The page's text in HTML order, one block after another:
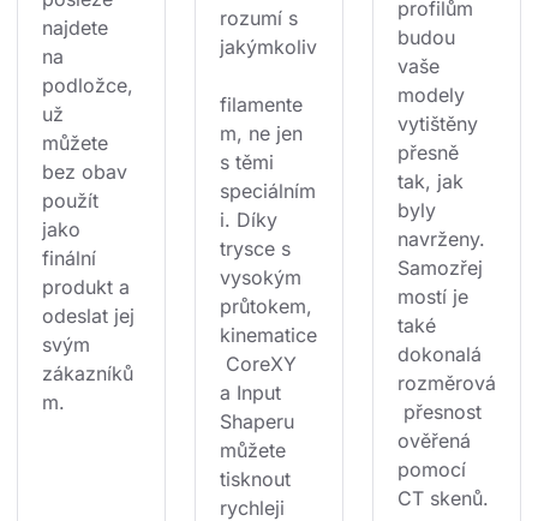
najdete
na
podložce,
už
můžete
bez obav
použít
jako
finální
produkt a
odeslat jej
svým
zákazníků
m.
rozumí s
jakýmkoliv
filamente
m, ne jen
s těmi
speciálním
i. Díky
trysce s
vysokým
průtokem,
kinematice
CoreXY
a Input
Shaperu
můžete
tisknout
rychleji
profilům
budou
vaše
modely
vytištěny
přesně
tak, jak
byly
navrženy.
Samozřej
mostí je
také
dokonalá
rozměrová
přesnost
ověřená
pomocí
CT skenů.